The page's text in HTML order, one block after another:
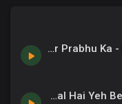
05 - Pakar Pyar Prabhu Ka - BrahmaKumaris.mp3
01 - Mangal Mangal Hai Yeh Bela -Anup Jalota .mp3